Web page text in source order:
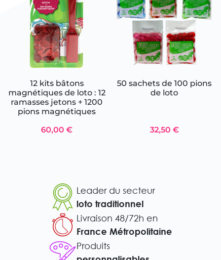
12 kits bâtons
magnétiques de loto : 12
ramasses jetons + 1200
pions magnétiques
60,00 €
50 sachets de 100 pions
de loto
32,50 €
Leader du secteur
loto traditionnel
Livraison 48/72h en
France Métropolitaine
Produits